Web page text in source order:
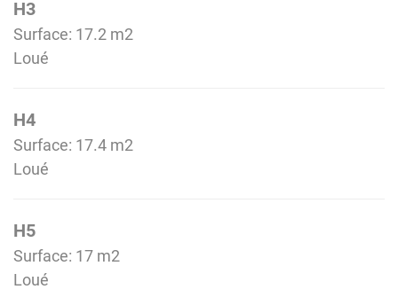
H3
Surface: 17.2 m2
Loué
H4
Surface: 17.4 m2
Loué
H5
Surface: 17 m2
Loué